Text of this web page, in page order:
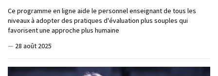
Ce programme en ligne aide le personnel enseignant de tous les
niveaux à adopter des pratiques d'évaluation plus souples qui
favorisent une approche plus humaine
— 28 août 2025